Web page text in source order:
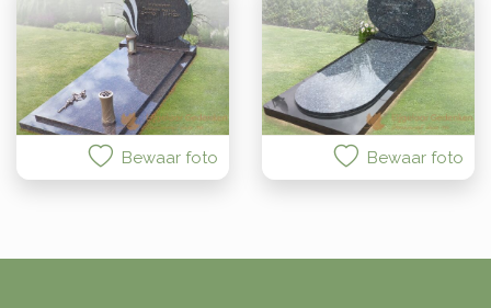
Bewaar foto Bewaar foto